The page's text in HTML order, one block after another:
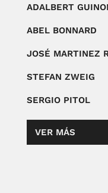
ADALBERT
ABEL BONNARD
JOSÉ MARTINEZ
STEFAN ZWEIG
SERGIO PITOL
VER MÁS